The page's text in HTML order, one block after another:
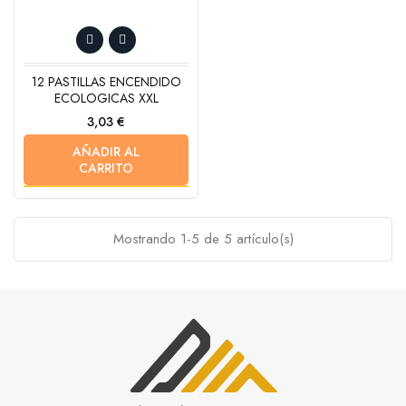
12 PASTILLAS ENCENDIDO
ECOLOGICAS XXL
Precio
3,03 €
AÑADIR AL
CARRITO
Mostrando 1-5 de 5 artículo(s)